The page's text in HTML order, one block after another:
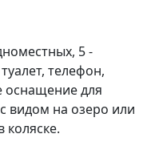
5 -
телефон,
оснащение для
видом на озеро или
коляске.